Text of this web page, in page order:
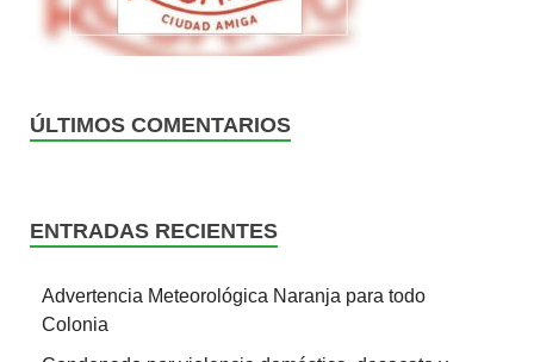
ÚLTIMOS COMENTARIOS
ENTRADAS RECIENTES
Advertencia Meteorológica Naranja para todo
Colonia